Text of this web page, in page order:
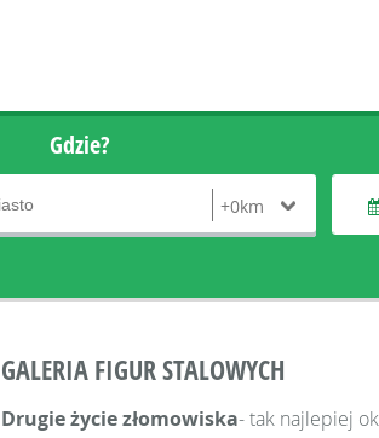
Gdzie?
GALERIA FIGUR STALOWYCH
Drugie życie złomowiska- tak najlepiej